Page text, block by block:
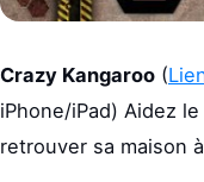
Crazy Kangaroo (
iPhone/iPad) Aidez
retrouver sa maison